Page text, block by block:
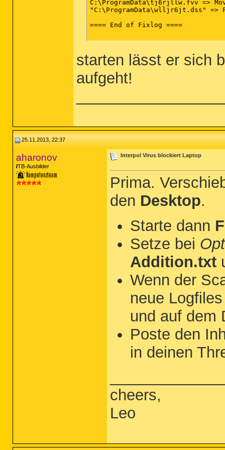
C:\ProgramData\tj6rjllw.fvv =>
"C:\ProgramData\wlljr6jt.dss"
==== End of Fixlog ====
starten lässt er sich
aufgeht!
25.11.2013, 22:37
aharonov
TB-Ausbilder
Interpol Virus blockiert Laptop
Prima.
den Desktop.
Starte dann
Setze bei
Addition.txt
Wenn der
neue
und auf dem
Poste den
in deinen
cheers,
Leo